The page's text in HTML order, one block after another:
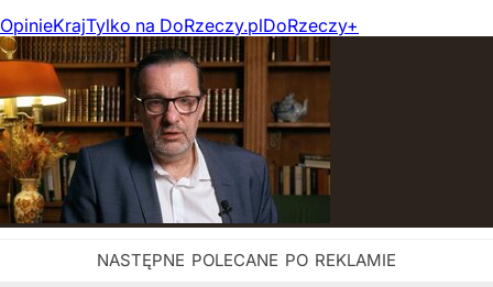
OpinieKrajTylko na DoRzeczy.plDoRzeczy+